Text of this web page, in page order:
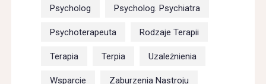
Psycholog Psycholog. Psychiatra
Psychoterapeuta Rodzaje Terapii
Terapia Terpia Uzależnienia
Wsparcie Zaburzenia Nastroju